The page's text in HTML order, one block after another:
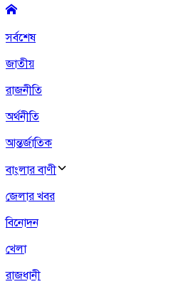
সর্বশেষ
জাতীয়
রাজনীতি
অর্থনীতি
আন্তর্জাতিক
বাংলার বাণী
জেলার খবর
বিনোদন
খেলা
রাজধানী